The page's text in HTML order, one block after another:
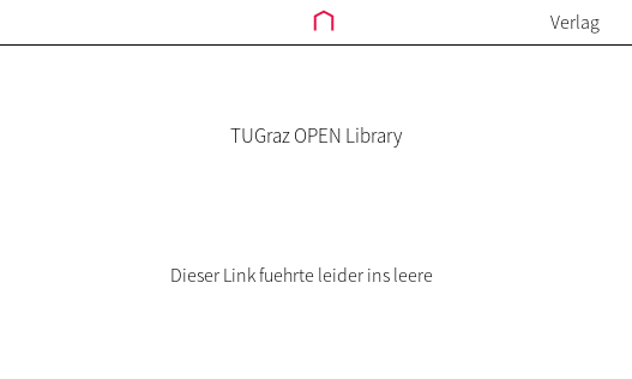
Verlag
TUGraz OPEN Library
Dieser Link fuehrte leider ins leere